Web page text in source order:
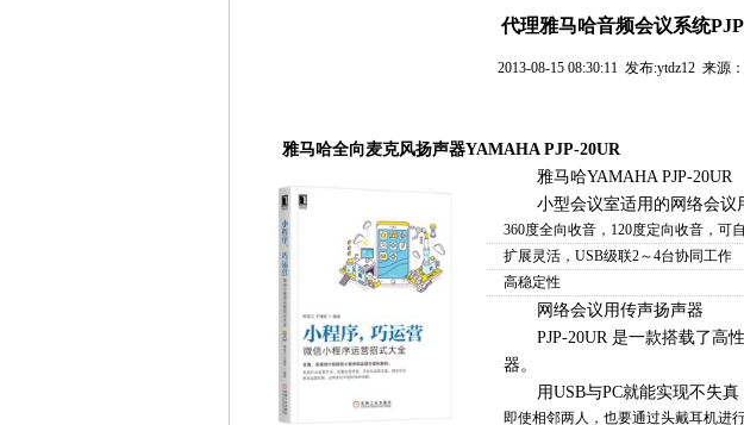
代理雅马哈音频会议系统
2013-08-15 08:30:11 发布:ytdz12 来源
雅马哈全向麦克风扬声器YAMAHA PJP-20UR
雅马哈YAMAHA PJP-20UR
小型会议室适用的网络会议
360度全向收音，120度定向收音，可
扩展灵活，USB级联2～4台协同工作
高稳定性
网络会议用传声扬声器
PJP-20UR 是一款搭载了高
器。
用USB与PC就能实现不失
即使相邻两人，也要通过头戴耳机进